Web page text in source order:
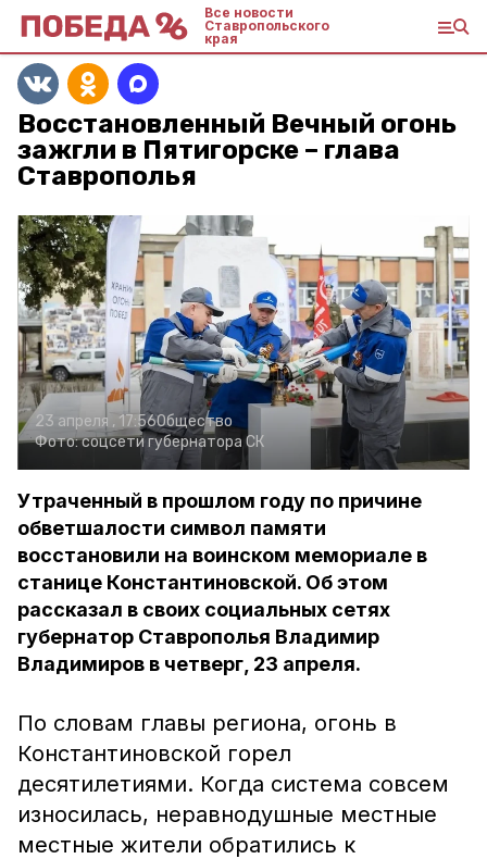
Все новости
Ставропольского
края
Восстановленный Вечный огонь
зажгли в Пятигорске – глава
Ставрополья
23 апреля , 17:56Общество
Фото:соцсети губернатора СК
Утраченный в прошлом году по причине
обветшалости символ памяти
восстановили на воинском мемориале в
станице Константиновской. Об этом
рассказал в своих социальных сетях
губернатор Ставрополья Владимир
Владимиров в четверг, 23 апреля.
По словам главы региона, огонь в
Константиновской горел
десятилетиями. Когда система совсем
износилась, неравнодушные местные
местные жители обратились к